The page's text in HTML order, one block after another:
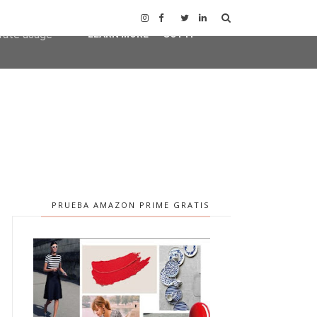
PRUEBA AMAZON PRIME GRATIS
agent
usage
LEARN MORE GOT IT